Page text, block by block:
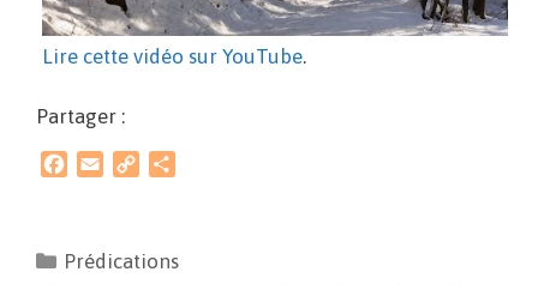
Lire cette vidéo sur YouTube.
Partager :
b
l
L
a
Prédications